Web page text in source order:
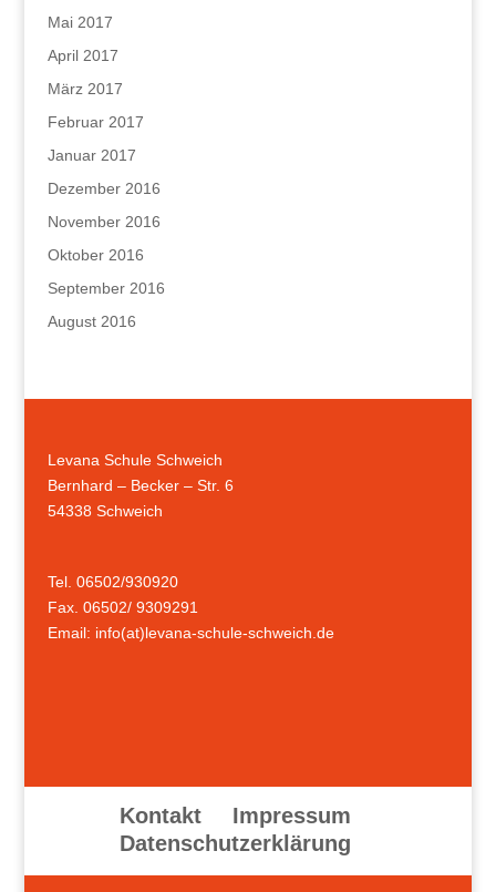
Mai 2017
April 2017
März 2017
Februar 2017
Januar 2017
Dezember 2016
November 2016
Oktober 2016
September 2016
August 2016
Levana Schule Schweich
Bernhard – Becker – Str. 6
54338 Schweich
Tel. 06502/930920
Fax. 06502/ 9309291
Email: info(at)levana-schule-schweich.de
Kontakt
Impressum
Datenschutzerklärung